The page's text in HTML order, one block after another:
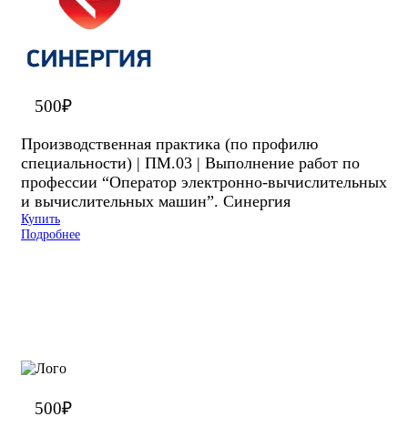
500₽
Производственная практика (по профилю
специальности) | ПМ.03 | Выполнение работ по
профессии “Оператор электронно-вычислительных
и вычислительных машин”. Синергия
Купить
Подробнее
500₽